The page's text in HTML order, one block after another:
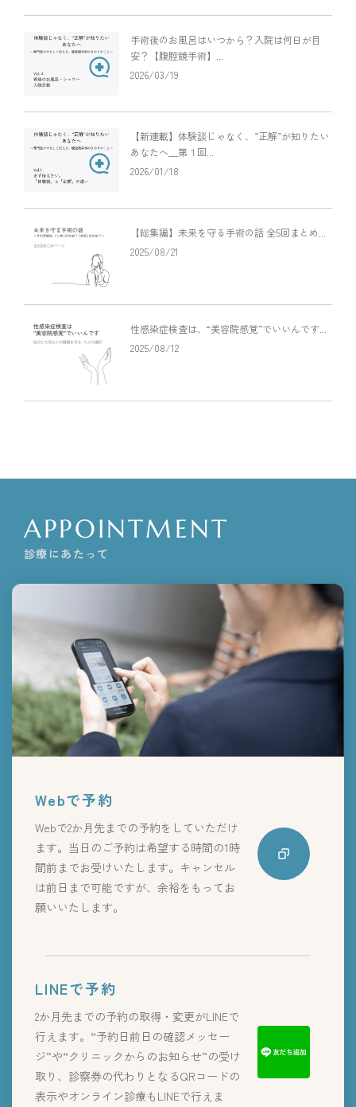
手術後のお風呂はいつから？入院は何日が目
安？【腹腔鏡手術】...
2026/03/19
【新連載】体験談じゃなく、”正解”が知りたい
あなたへ＿第１回...
2026/01/18
【総集編】未来を守る手術の話 全5回まとめ...
2025/08/21
性感染症検査は、“美容院感覚”でいいんです...
2025/08/12
APPOINTMENT
診療にあたって
Webで予約
Webで2か月先までの予約をしていただけ
ます。当日のご予約は希望する時間の1時
間前までお受けいたします。キャンセル
は前日まで可能ですが、余裕をもってお
願いいたします。
LINEで予約
2か月先までの予約の取得・変更がLINEで
行えます。“予約日前日の確認メッセー
ジ”や“クリニックからのお知らせ”の受け
取り、診察券の代わりとなるQRコードの
表示やオンライン診療もLINEで行えま